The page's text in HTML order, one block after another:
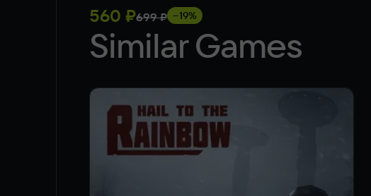
560 ₽699 ₽ −19%
Similar Games